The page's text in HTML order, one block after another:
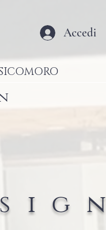
Accedi